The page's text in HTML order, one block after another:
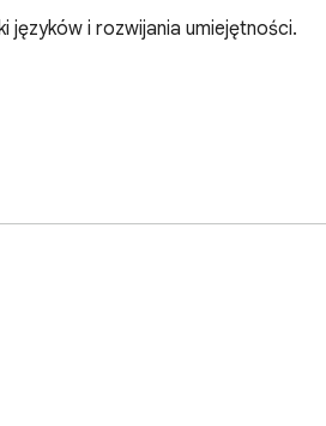
języków i rozwijania umiejętności.
co ważne.